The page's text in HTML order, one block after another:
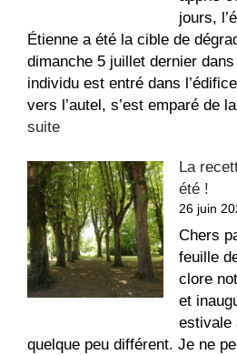
jours,
Étienne a été la cible de
dimanche 5 juillet dernier
individu est entré dans
vers l’autel, s’est emparé de
suite:
suite
aux
dégradations
dans
l’église
Saint-
Étienne
La
été !
26 juin
Chers
feuille
clore
et
estivale
quelque peu différent. Je ne